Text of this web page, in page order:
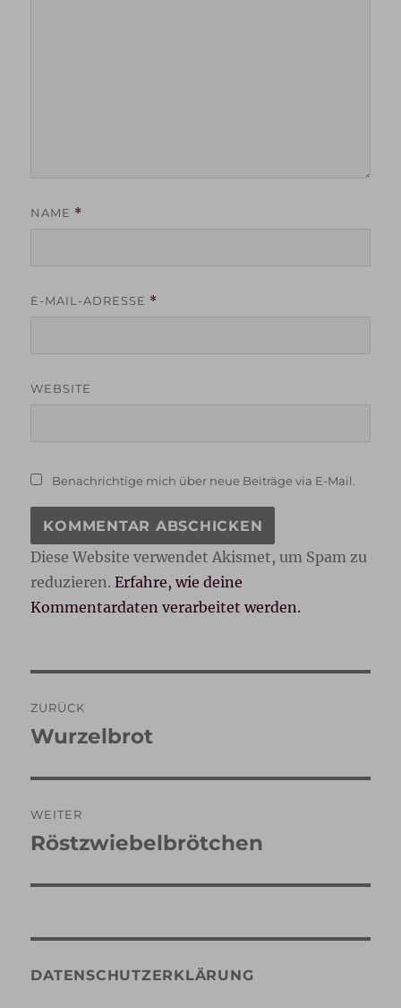
NAME *
E-MAIL-ADRESSE *
WEBSITE
Benachrichtige mich über neue Beiträge via E-Mail.
Diese Website verwendet Akismet, um Spam zu
reduzieren.Erfahre, wie deine
Kommentardaten verarbeitet werden.
ZURÜCK
Vorheriger
Wurzelbrot
WEITER
Nächster
Röstzwiebelbrötchen
DATENSCHUTZERKLÄRUNG